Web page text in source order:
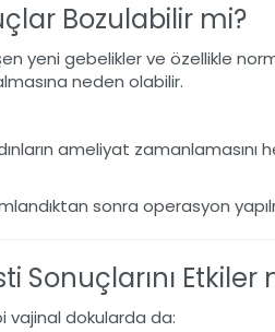
Bozulabilir mi?
yeni gebelikler ve özellikle
neden olabilir.
ameliyat zamanlamasını
sonra operasyon
Sonuçlarını Etkiler
vajinal dokularda da: